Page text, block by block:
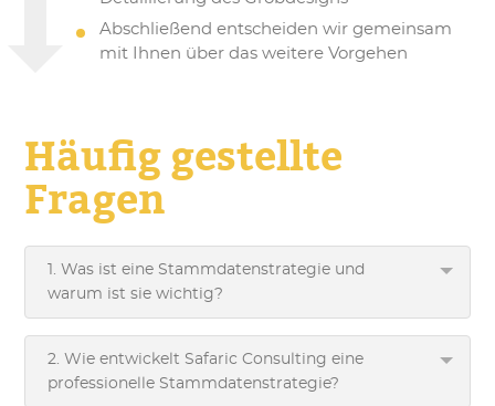
Abschließend entscheiden wir gemeinsam
mit Ihnen über das weitere Vorgehen
Häufig gestellte
Fragen
1. Was ist eine Stammdatenstrategie und
warum ist sie wichtig?
2. Wie entwickelt Safaric Consulting eine
professionelle Stammdatenstrategie?